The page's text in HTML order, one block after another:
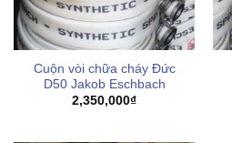
Cuộn vòi chữa cháy Đức
D50 Jakob Eschbach
2,350,000₫